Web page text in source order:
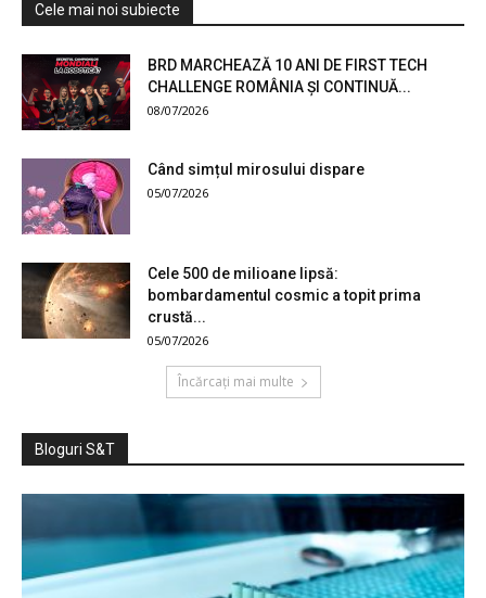
Cele mai noi subiecte
BRD MARCHEAZĂ 10 ANI DE FIRST TECH
CHALLENGE ROMÂNIA ȘI CONTINUĂ...
08/07/2026
Când simțul mirosului dispare
05/07/2026
Cele 500 de milioane lipsă:
bombardamentul cosmic a topit prima
crustă...
05/07/2026
Încărcați mai multe
Bloguri S&T